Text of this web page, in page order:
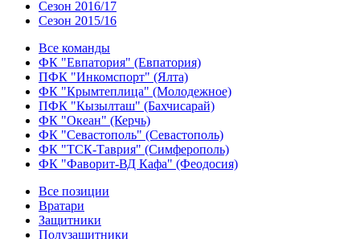
Сезон 2016/17
Сезон 2015/16
Все команды
ФК "Евпатория" (Евпатория)
ПФК "Инкомспорт" (Ялта)
ФК "Крымтеплица" (Молодежное)
ПФК "Кызылташ" (Бахчисарай)
ФК "Океан" (Керчь)
ФК "Севастополь" (Севастополь)
ФК "ТСК-Таврия" (Симферополь)
ФК "Фаворит-ВД Кафа" (Феодосия)
Все позиции
Вратари
Защитники
Полузащитники